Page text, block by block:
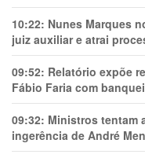
10:22: Nunes Marques
juiz auxiliar e atrai
09:52: Relatório expõe
Fábio Faria com
09:32: Ministros tentam
ingerência de André